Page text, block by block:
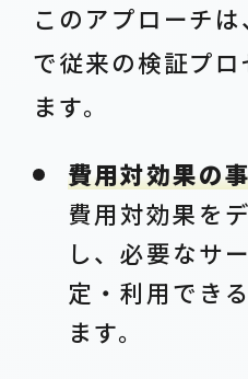
このアプローチ
で従来の検証プ
ます。
費用対効果の
費用対効果を
し、必要なサ
定・利用でき
ます。